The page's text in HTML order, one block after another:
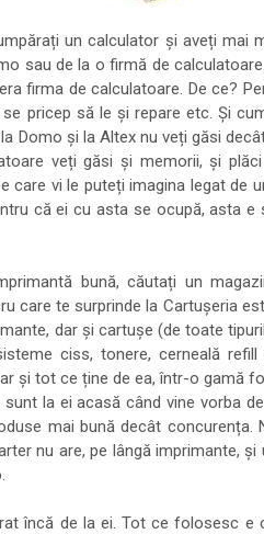
un calculator și aveți mai
sau de la o firmă de
firma de calculatoare. De ce?
pricep să le și repare etc. Și
Domo și la Altex nu veți găsi
veți găsi și memorii, și
care vi le puteți imagina legat de
că ei cu asta se ocupă, asta e
bună, căutați un
care te surprinde la Cartușeria
dar și cartușe (de toate
ciss, tonere, cerneală refill
și tot ce ține de ea, într-o gamă
la ei acasă când vine vorba
mai bună decât concurența.
nu are, pe lângă imprimante, și
încă de la ei. Tot ce folosesc e